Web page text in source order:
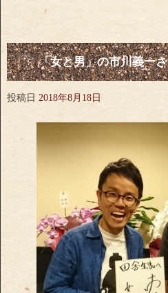
「女と男」の市川義一
投稿日 2018年8月18日